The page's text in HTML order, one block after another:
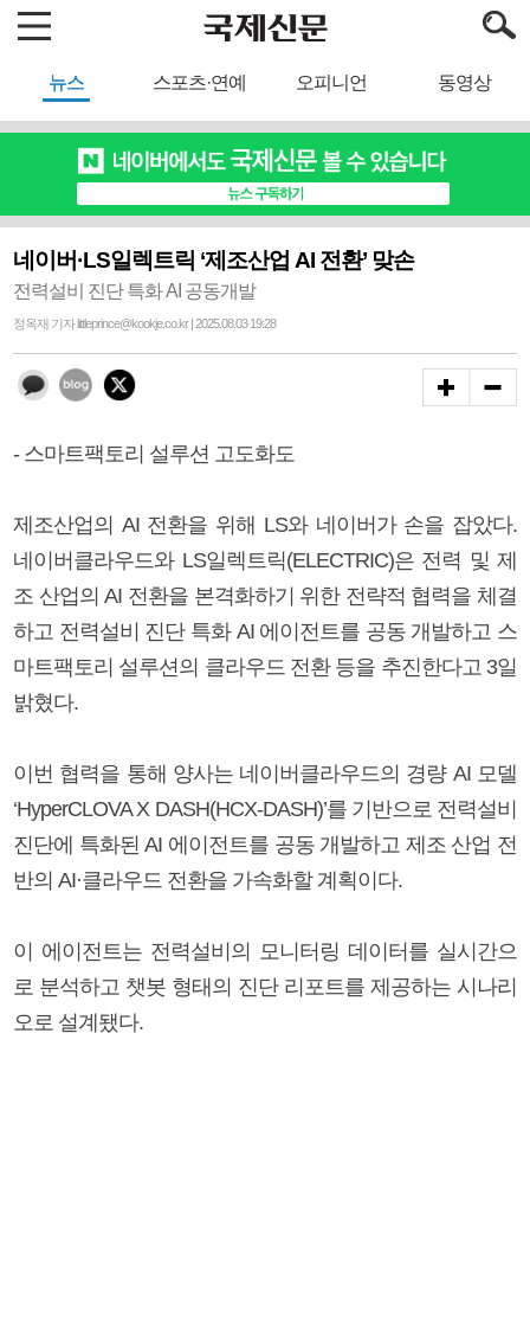
뉴스 스포츠·연예 오피니언 동영상
네이버·LS일렉트릭 ‘제조산업 AI 전환’ 맞손
전력설비 진단 특화 AI 공동개발
정옥재 기자 littleprince@kookje.co.kr | 2025.08.03 19:28
- 스마트팩토리 설루션 고도화도
제조산업의 AI 전환을 위해 LS와 네이버가 손을 잡았다.
네이버클라우드와 LS일렉트릭(ELECTRIC)은 전력 및 제
조 산업의 AI 전환을 본격화하기 위한 전략적 협력을 체결
하고 전력설비 진단 특화 AI 에이전트를 공동 개발하고 스
마트팩토리 설루션의 클라우드 전환 등을 추진한다고 3일
밝혔다.
이번 협력을 통해 양사는 네이버클라우드의 경량 AI 모델
‘HyperCLOVA X DASH(HCX-DASH)’를 기반으로 전력설비
진단에 특화된 AI 에이전트를 공동 개발하고 제조 산업 전
반의 AI·클라우드 전환을 가속화할 계획이다.
이 에이전트는 전력설비의 모니터링 데이터를 실시간으
로 분석하고 챗봇 형태의 진단 리포트를 제공하는 시나리
오로 설계됐다.